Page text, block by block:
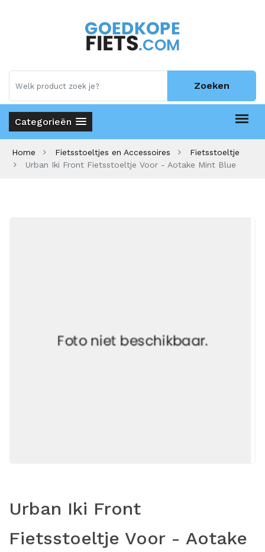
Zoeken
Categorieën
Home Fietsstoeltjes en Accessoires
Fietsstoeltje
Urban Iki Front Fietsstoeltje Voor - Aotake Mint Blue
Urban Iki Front
Fietsstoeltje Voor - Aotake